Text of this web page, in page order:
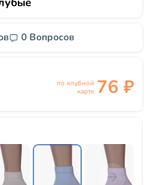
0 Вопросов
по клубной
карте 76 ₽